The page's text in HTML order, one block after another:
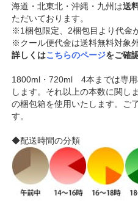
海道・北東北・沖縄・九州は送
ただいております。
※1梱包限定、2梱包目より代金
※クール便代金は送料無料対象
詳しくはこちらのページをご確
1800ml・720ml 4本までは専用
します。それ以上の本数に関し
の梱包箱を使用いたします。ご
す。
◆配送時間の分類